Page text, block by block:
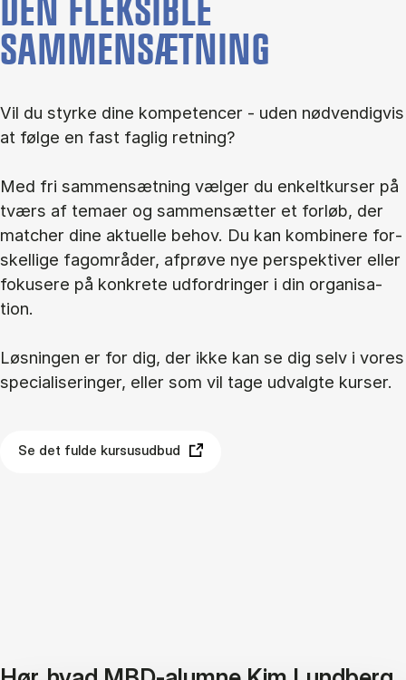
DEN FLEKSIBLE
SAMMENSÆTNING
Vil du styr­ke dine kom­pe­ten­cer - uden nød­ven­dig­vis
at føl­ge en fast fag­lig ret­ning?
Med fri sam­men­sæt­ning væl­ger du en­kelt­kur­ser på
tværs af te­ma­er og sam­men­sæt­ter et for­løb, der
mat­cher dine ak­tu­el­le be­hov. Du kan kom­bi­ne­re for­
skel­li­ge fag­om­rå­der, af­prø­ve nye per­spek­ti­ver el­ler
fo­ku­se­re på kon­kre­te ud­for­drin­ger i din or­ga­ni­sa­
tion.
Løs­nin­gen er for dig, der ikke kan se dig selv i vo­res
spe­ci­a­li­se­rin­ger, el­ler som vil tage ud­valg­te kur­ser.
Se det fulde kursusudbud